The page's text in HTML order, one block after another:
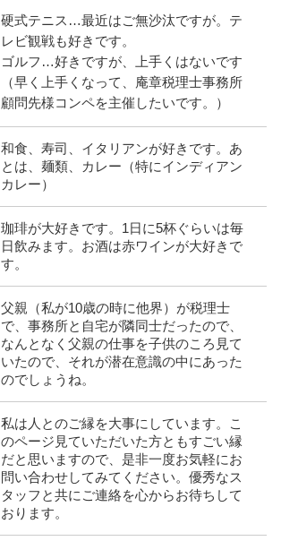
硬式テニス…最近はご無沙汰ですが。テ
レビ観戦も好きです。
ゴルフ…好きですが、上手くはないです
（早く上手くなって、庵章税理士事務所
顧問先様コンペを主催したいです。）
和食、寿司、イタリアンが好きです。あ
とは、麺類、カレー（特にインディアン
カレー）
珈琲が大好きです。1日に5杯ぐらいは毎
日飲みます。お酒は赤ワインが大好きで
す。
父親（私が10歳の時に他界）が税理士
で、事務所と自宅が隣同士だったので、
なんとなく父親の仕事を子供のころ見て
いたので、それが潜在意識の中にあった
のでしょうね。
私は人とのご縁を大事にしています。こ
のページ見ていただいた方ともすごい縁
だと思いますので、是非一度お気軽にお
問い合わせしてみてください。優秀なス
タッフと共にご連絡を心からお待ちして
おります。